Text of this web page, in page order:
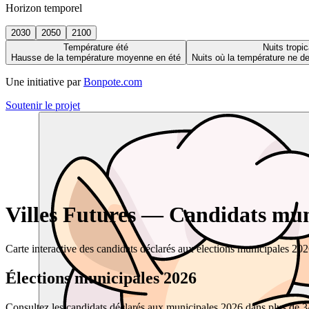
Horizon temporel
2030 2050
2100
Température été
Hausse de la température moyenne en été
Nuits
Nuits où la température ne
Une initiative par Bonpote.com
Soutenir le projet
Villes Futures — Candidats
Carte interactive des candidats déclarés aux élections municipales
Élections municipales 2026